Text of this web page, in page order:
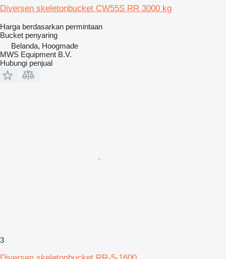
Diversen skeletonbucket CW55S RR 3000 kg
Harga berdasarkan permintaan
Bucket penyaring
Belanda, Hoogmade
MWS Equipment B.V.
Hubungi penjual
3